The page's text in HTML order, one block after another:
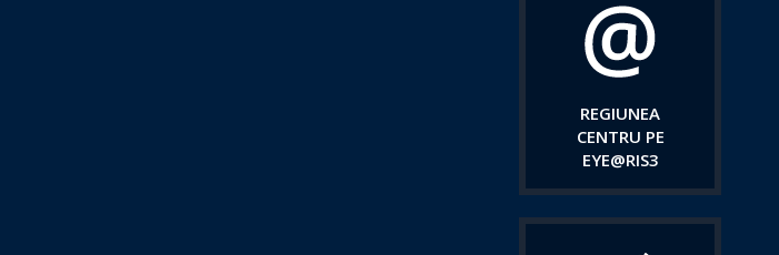
REGIUNEA
CENTRU PE
EYE@RIS3